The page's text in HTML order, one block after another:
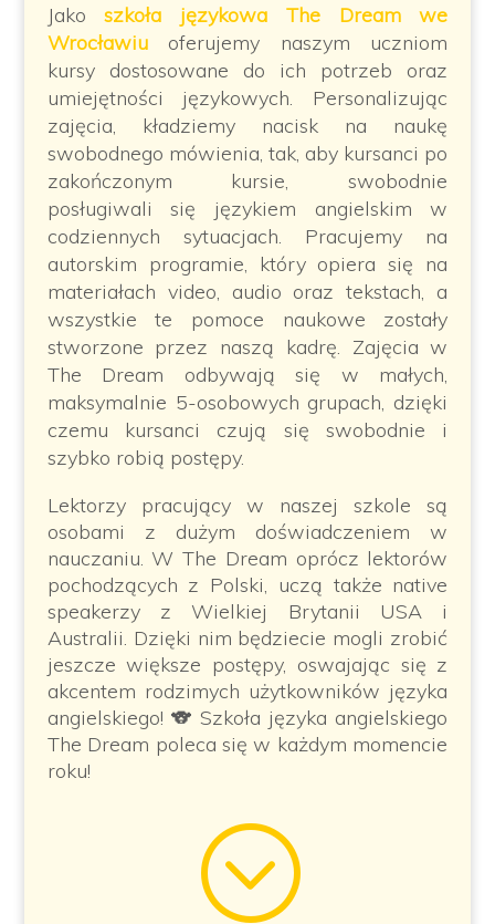
Jakoszkoła językowa The Dream we
Wrocławiuoferujemy naszym uczniom
kursy dostosowane do ich potrzeb oraz
umiejętności językowych. Personalizując
zajęcia, kładziemy nacisk na naukę
swobodnego mówienia, tak, aby kursanci po
zakończonym kursie, swobodnie
posługiwali się językiem angielskim w
codziennych sytuacjach. Pracujemy na
autorskim programie, który opiera się na
materiałach video, audio oraz tekstach, a
wszystkie te pomoce naukowe zostały
stworzone przez naszą kadrę. Zajęcia w
The Dream odbywają się w małych,
maksymalnie 5-osobowych grupach, dzięki
czemu kursanci czują się swobodnie i
szybko robią postępy.
Lektorzy pracujący w naszej szkole są
osobami z dużym doświadczeniem w
nauczaniu. W The Dream oprócz lektorów
pochodzących z Polski, uczą także native
speakerzy z Wielkiej Brytanii USA i
Australii. Dzięki nim będziecie mogli zrobić
jeszcze większe postępy, oswajając się z
akcentem rodzimych użytkowników języka
angielskiego! 🐨 Szkoła języka angielskiego
The Dream poleca się w każdym momencie
roku!
;